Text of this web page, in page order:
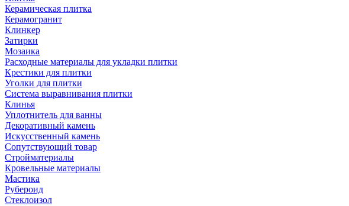
Керамическая плитка
Керамогранит
Клинкер
Затирки
Мозаика
Расходные материалы для укладки плитки
Крестики для плитки
Уголки для плитки
Система выравнивания плитки
Клинья
Уплотнитель для ванны
Декоративный камень
Искусственный камень
Сопутствующий товар
Стройматериалы
Кровельные материалы
Мастика
Рубероид
Стеклоизол